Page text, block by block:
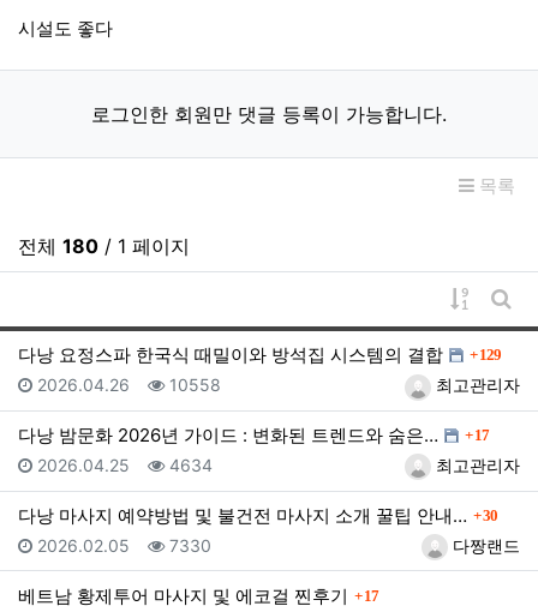
시설도 좋다
로그인한 회원만 댓글 등록이 가능합니다.
목록
전체 180 / 1 페이지
게시물
게
다낭 요정스파 한국식 때밀이와 방석집 시스템의 결합
댓글
129
등록자최고관리자
등록일
2026.04.26 조회
10558
다낭 밤문화 2026년 가이드 : 변화된 트렌드와 숨은… 댓글
17
등록자최고관리자
등록일
2026.04.25 조회
4634
다낭 마사지 예약방법 및 불건전 마사지 소개 꿀팁 안내… 댓글
30
등록자다짱랜드
등록일
2026.02.05 조회
7330
베트남 황제투어 마사지 및 에코걸 찐후기 댓글
17